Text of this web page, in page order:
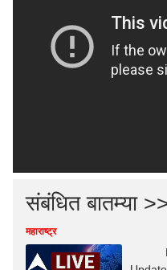
संबंधित बातम्या
महाराष्ट्र